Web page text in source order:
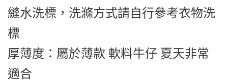
縫水洗標，洗滌方式請自行參考衣物洗
標
厚薄度：屬於薄款 軟料牛仔 夏天非常
適合